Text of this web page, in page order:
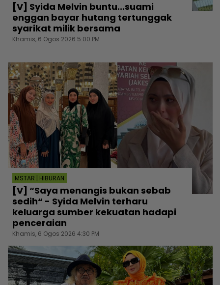
[V] Syida Melvin buntu...suami
enggan bayar hutang tertunggak
syarikat milik bersama
Khamis, 6 Ogos 2026 5:00 PM
MSTAR | HIBURAN
[V] “Saya menangis bukan sebab
sedih“ - Syida Melvin terharu
keluarga sumber kekuatan hadapi
penceraian
Khamis, 6 Ogos 2026 4:30 PM